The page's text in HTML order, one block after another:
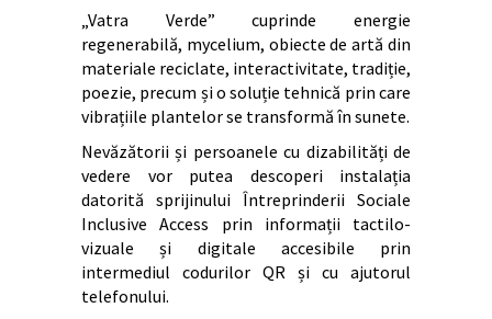
„Vatra Verde” cuprinde energie
regenerabilă, mycelium, obiecte de artă din
materiale reciclate, interactivitate, tradiție,
poezie, precum și o soluție tehnică prin care
vibrațiile plantelor se transformă în sunete.
Nevăzătorii și persoanele cu dizabilități de
vedere vor putea descoperi instalația
datorită sprijinului Întreprinderii Sociale
Inclusive Access prin informații tactilo-
vizuale și digitale accesibile prin
intermediul codurilor QR și cu ajutorul
telefonului.